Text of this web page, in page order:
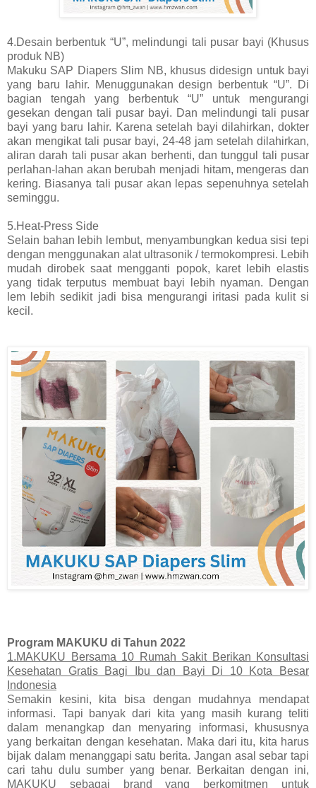
4.Desain berbentuk “U”, melindungi tali pusar bayi (Khusus
produk NB)
Makuku SAP Diapers Slim NB, khusus didesign untuk bayi
yang baru lahir. Menuggunakan design berbentuk “U”. Di
bagian tengah yang berbentuk “U” untuk mengurangi
gesekan dengan tali pusar bayi. Dan melindungi tali pusar
bayi yang baru lahir. Karena setelah bayi dilahirkan, dokter
akan mengikat tali pusar bayi, 24-48 jam setelah dilahirkan,
aliran darah tali pusar akan berhenti, dan tunggul tali pusar
perlahan-lahan akan berubah menjadi hitam, mengeras dan
kering. Biasanya tali pusar akan lepas sepenuhnya setelah
seminggu.
5.Heat-Press Side
Selain bahan lebih lembut, menyambungkan kedua sisi tepi
dengan menggunakan alat ultrasonik / termokompresi. Lebih
mudah dirobek saat mengganti popok, karet lebih elastis
yang tidak terputus membuat bayi lebih nyaman. Dengan
lem lebih sedikit jadi bisa mengurangi iritasi pada kulit si
kecil.
Program MAKUKU di Tahun 2022
1.MAKUKU Bersama 10 Rumah Sakit Berikan Konsultasi
Kesehatan Gratis Bagi Ibu dan Bayi Di 10 Kota Besar
Indonesia
Semakin kesini, kita bisa dengan mudahnya mendapat
informasi. Tapi banyak dari kita yang masih kurang teliti
dalam menangkap dan menyaring informasi, khususnya
yang berkaitan dengan kesehatan. Maka dari itu, kita harus
bijak dalam menanggapi satu berita. Jangan asal sebar tapi
cari tahu dulu sumber yang benar. Berkaitan dengan ini,
MAKUKU sebagai brand yang berkomitmen untuk